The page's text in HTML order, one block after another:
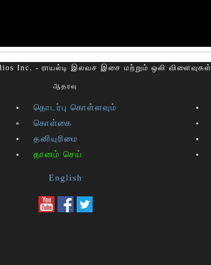
Inc. - ராயல்டி இலவச இசை மற்றும் ஒலி விளைவுகள்
ஆதரவு
தொடர்பு கொள்ளவும்
கொள்கை
தனியுரிமை
தானம் செய்
English